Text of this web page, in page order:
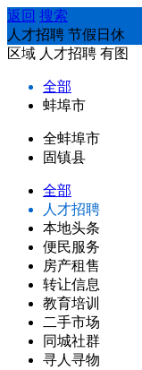
返回 搜索
人才招聘 节假日休
区域 人才招聘 有图
全部
蚌埠市
全蚌埠市
固镇县
全部
人才招聘
本地头条
便民服务
房产租售
转让信息
教育培训
二手市场
同城社群
寻人寻物